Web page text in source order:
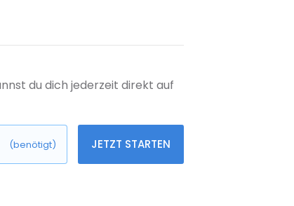
du dich jederzeit direkt auf
(benötigt) JETZT STARTEN